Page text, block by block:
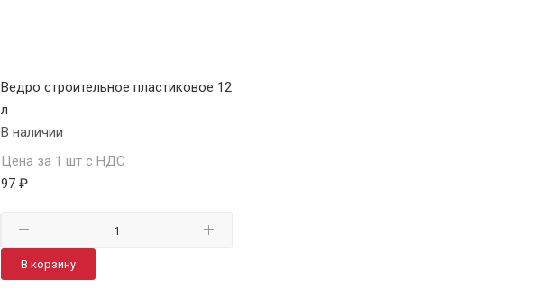
Ведро строительное пластиковое 12
л
В наличии
Цена за 1 шт с НДС
97 ₽
В корзину